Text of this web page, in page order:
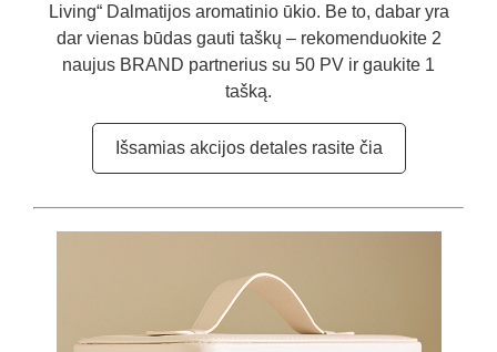
Living“ Dalmatijos aromatinio ūkio. Be to, dabar yra
dar vienas būdas gauti taškų – rekomenduokite 2
naujus BRAND partnerius su 50 PV ir gaukite 1
tašką.
Išsamias akcijos detales rasite čia